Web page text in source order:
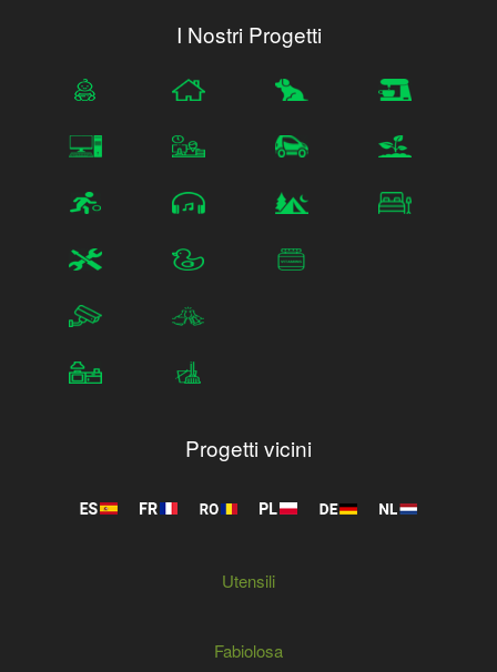
I Nostri Progetti
Progetti vicini
Utensili
Fabiolosa